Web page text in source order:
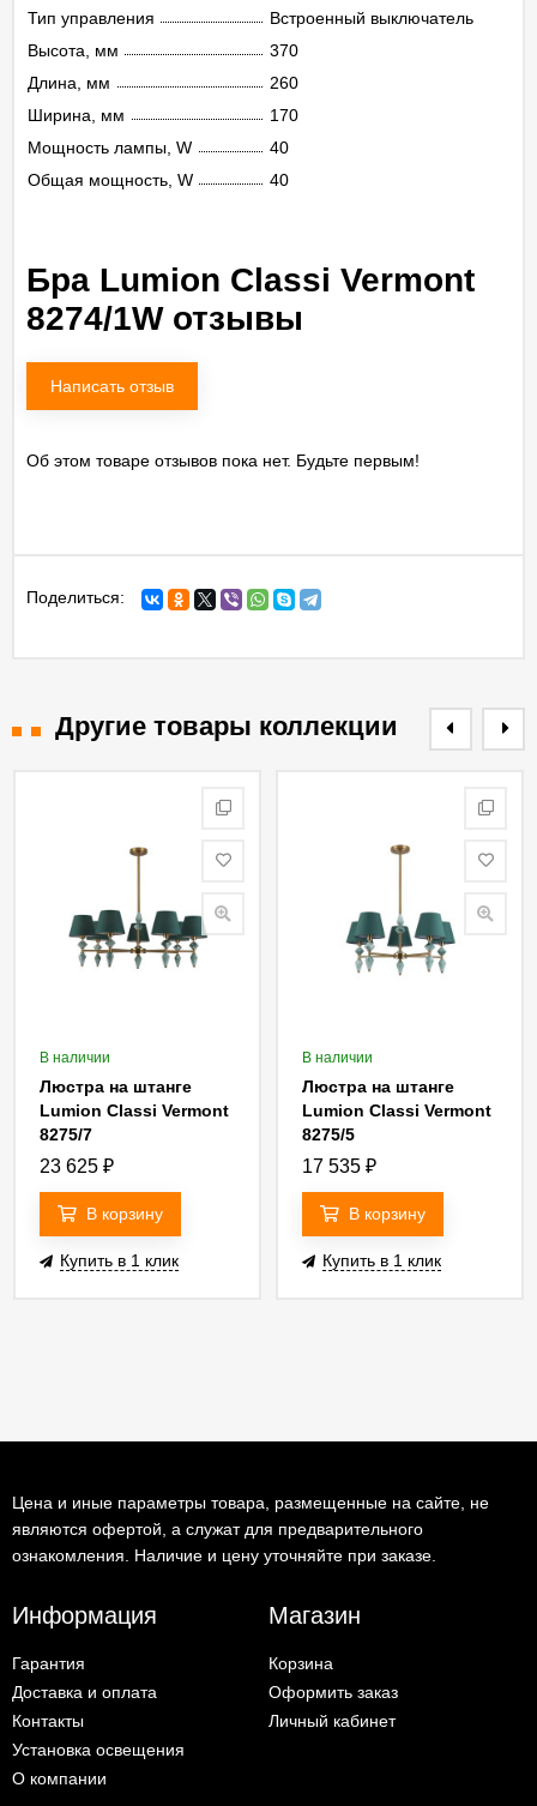
Тип управления
Встроенный выключатель
Высота, мм
370
Длина, мм
260
Ширина, мм
170
Мощность лампы, W
40
Общая мощность, W
40
Бра Lumion Classi Vermont
8274/1W отзывы
Написать отзыв
Об этом товаре отзывов пока нет. Будьте первым!
Поделиться:
Другие товары коллекции
В наличии
Люстра на штанге
Lumion Classi Vermont
8275/7
23 625 ₽
В корзину
Купить в 1 клик
В наличии
Люстра на штанге
Lumion Classi Vermont
8275/5
17 535 ₽
В корзину
Купить в 1 клик
Цена и иные параметры товара, размещенные на сайте, не
являются офертой, а служат для предварительного
ознакомления. Наличие и цену уточняйте при заказе.
Информация
Гарантия
Доставка и оплата
Контакты
Установка освещения
О компании
Магазин
Корзина
Оформить заказ
Личный кабинет